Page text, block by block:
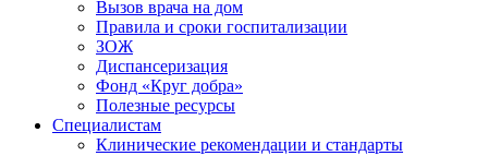
Вызов врача на дом
Правила и сроки госпитализации
ЗОЖ
Диспансеризация
Фонд «Круг добра»
Полезные ресурсы
Специалистам
Клинические рекомендации и стандарты